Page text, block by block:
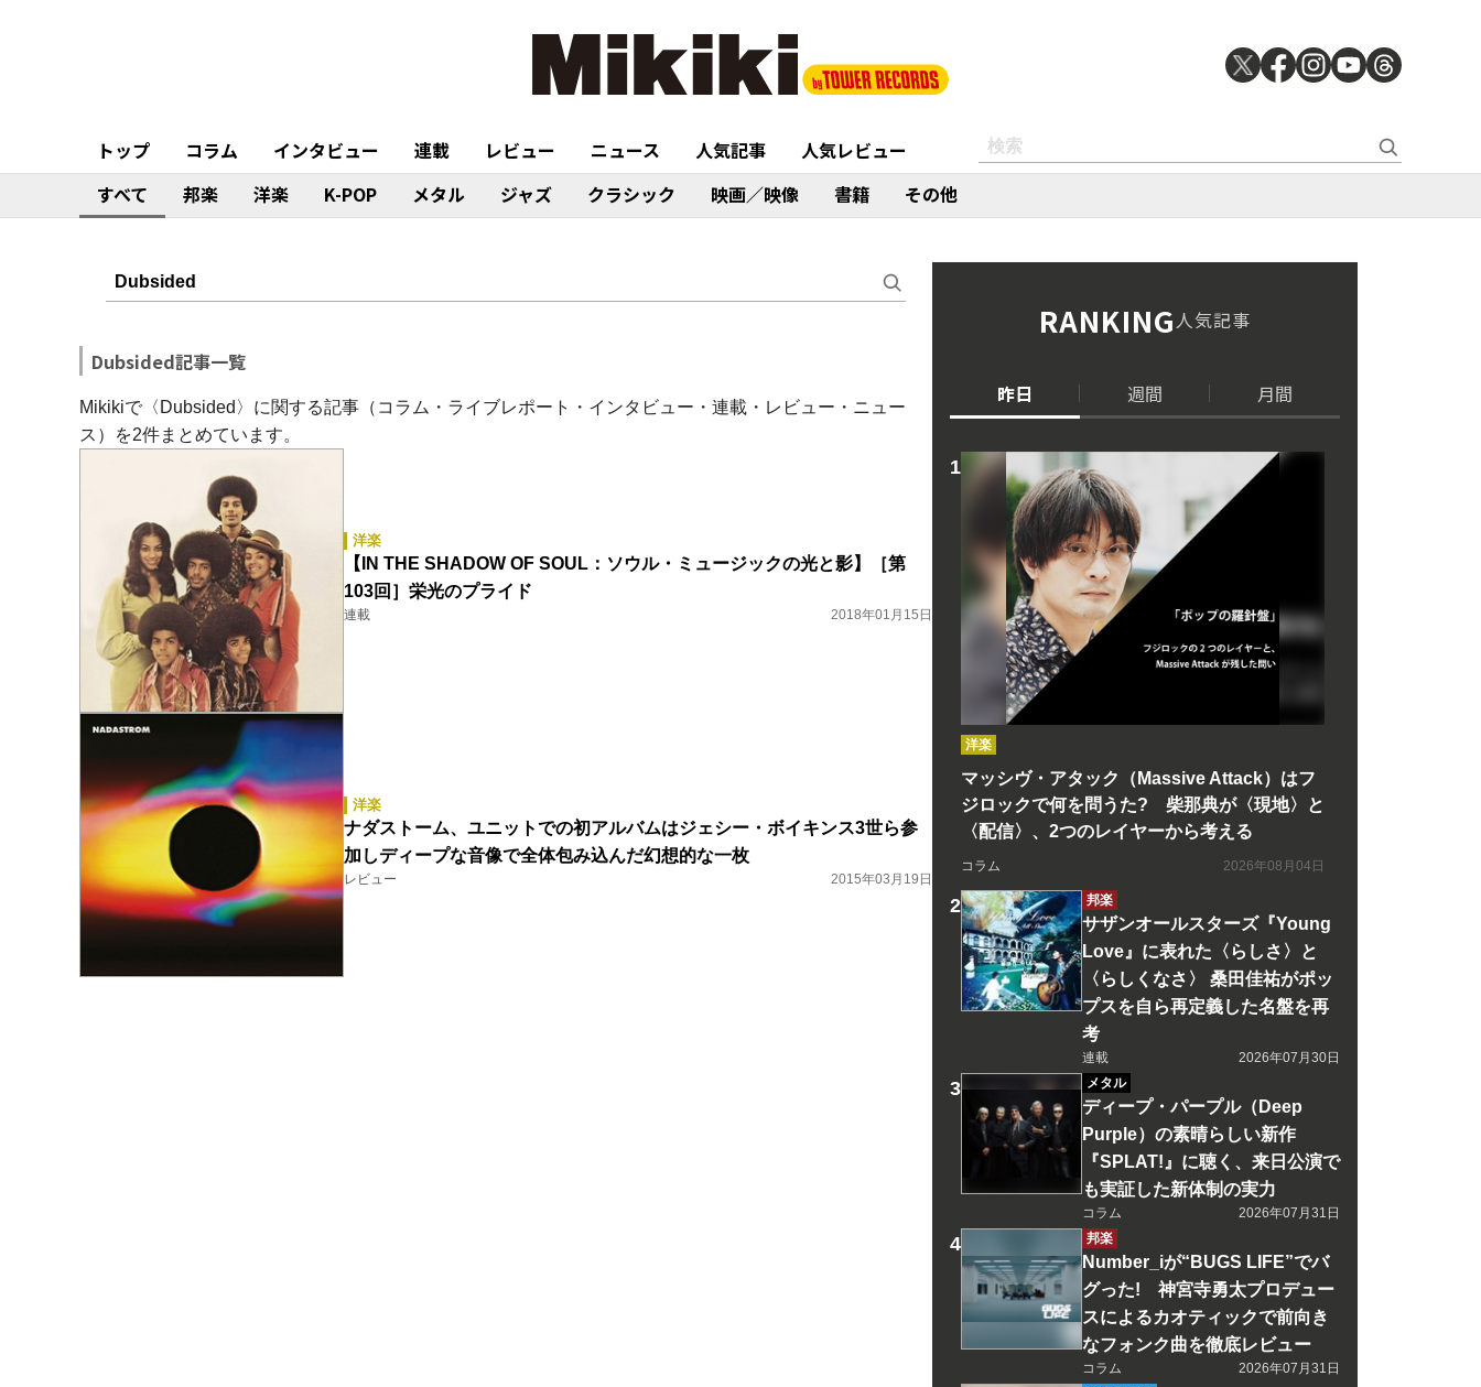
トップ コラム インタビュー 連載 レビュー ニュース 人気記事
人気レビュー
すべて
邦楽 洋楽 K-POP メタル ジャズ クラシック 映画／映像 書籍 その他
Dubsided記事一覧
Mikikiで〈Dubsided〉に関する記事（コラム・ライブレポート・インタビュー・連載・レビュー・ニュー
ス）を2件まとめています。
洋楽
【IN THE SHADOW OF SOUL：ソウル・ミュージックの光と影】［第
103回］栄光のプライド
連載 2018年01月15日
洋楽
ナダストーム、ユニットでの初アルバムはジェシー・ボイキンス3世ら参
加しディープな音像で全体包み込んだ幻想的な一枚
レビュー 2015年03月19日
RANKING人気記事
昨日 週間 月間
洋楽
マッシヴ・アタック（Massive Attack）はフ
ジロックで何を問うた? 柴那典が〈現地〉と
〈配信〉、2つのレイヤーから考える
コラム 2026年08月04日
邦楽
サザンオールスターズ『Young
Love』に表れた〈らしさ〉と
〈らしくなさ〉 桑田佳祐がポッ
プスを自ら再定義した名盤を再
考
連載
2026年07月30日
メタル
ディープ・パープル（Deep
Purple）の素晴らしい新作
『SPLAT!』に聴く、来日公演で
も実証した新体制の実力
コラム
2026年07月31日
邦楽
Number_iが“BUGS LIFE”でバ
グった! 神宮寺勇太プロデュー
スによるカオティックで前向き
なフォンク曲を徹底レビュー
コラム
2026年07月31日